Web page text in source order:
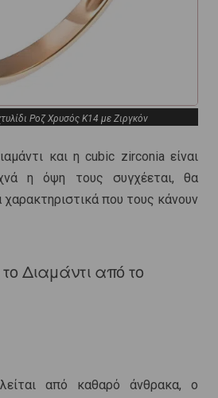
Ροζ Χρυσός Κ14 με Ζιργκόν
και η cubic zirconia είναι
η όψη τους συγχέεται, θα
χαρακτηριστικά που τους κάνουν
Διαμάντι από το
από καθαρό άνθρακα, ο